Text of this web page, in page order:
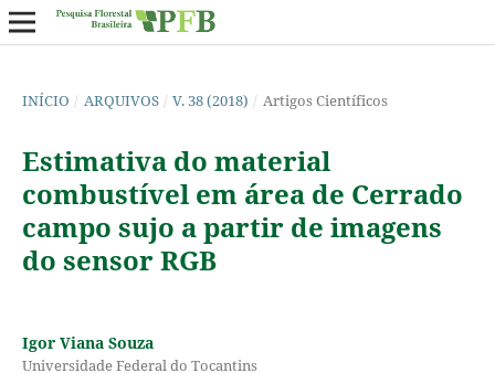
INÍCIO / ARQUIVOS / V. 38 (2018) / Artigos Científicos
Estimativa do material
combustível em área de Cerrado
campo sujo a partir de imagens
do sensor RGB
Igor Viana Souza
Universidade Federal do Tocantins